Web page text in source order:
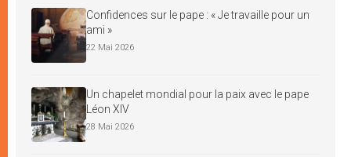
Confidences sur le pape : « Je travaille pour un
ami »
22 Mai 2026
Un chapelet mondial pour la paix avec le pape
Léon XIV
28 Mai 2026